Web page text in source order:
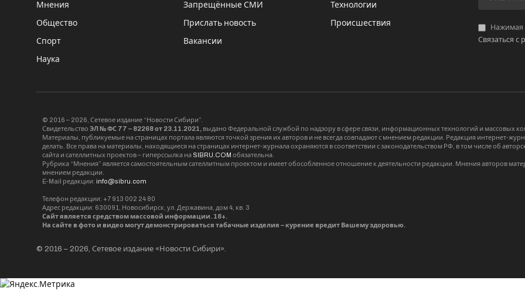
Мнения
Общество
Спорт
Наука
Запрещённые СМИ
Прислать новость
Вакансии
Технологии
Происшествия
Нажимая
Связаться с
© 2016 – 2026, Сетевое издание “Новости Сибири”.
Свидетельство ЭЛ № ФС 77 – 82268 от 23.11.2021, выдано Федеральной службой по надзору в сфере связи, информационных технологий и массовых
Материалы, публикуемые на страницах портала являются точкой зрения их авторов и не всегда совпадают с мнением редакции. Редакция интернет-
делать. Все права на материалы, находящиеся на страницах интернет-журнала охраняются в соответствии с законодательством РФ, в том числе об
сайта и сателлитных проектов – гиперссылка на SIBRU.COM обязательна.
Рубрика “Мнения” является самостоятельным сателлитным проектом и имеет обособленное отношение к деятельности редакции. Мнения авторов
мнением редакции.
E-Mail редакции: info@sibru.com
Телефон редакции: +7 913 002 24 80
Адрес редакции: 630091, Новосибирск, ул. Державина, дом 4, кв. 3
Сайт является средством массовой информации. 18+.
На сайте в фото и видео могут демонстрироваться табачные изделия – курение вредит Вашему здоровью.
© 2016 – 2026, Сетевое издание «Новости Сибири».